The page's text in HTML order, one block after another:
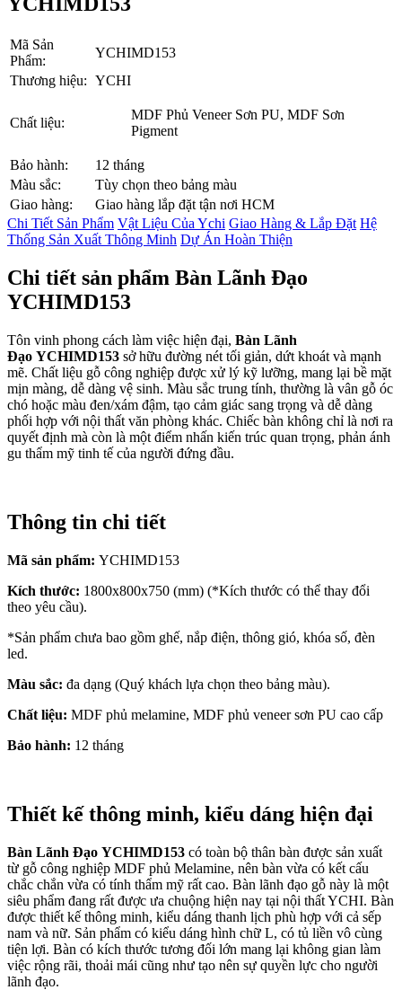
Mã Sản
Phẩm:
YCHIMD153
Thương hiệu: YCHI
Chất liệu:
MDF Phủ Veneer Sơn PU, MDF Sơn
Pigment
Bảo hành:
12 tháng
Màu sắc:
Tùy chọn theo bảng màu
Giao hàng:
Giao hàng lắp đặt tận nơi HCM
Chi Tiết Sản Phẩm Vật Liệu Của Ychi Giao Hàng & Lắp Đặt Hệ
Thống Sản Xuất Thông Minh Dự Án Hoàn Thiện
Chi tiết sản phẩm Bàn Lãnh Đạo
YCHIMD153
Tôn vinh phong cách làm việc hiện đại, Bàn Lãnh
Đạo YCHIMD153 sở hữu đường nét tối giản, dứt khoát và mạnh
mẽ. Chất liệu gỗ công nghiệp được xử lý kỹ lưỡng, mang lại bề mặt
mịn màng, dễ dàng vệ sinh. Màu sắc trung tính, thường là vân gỗ óc
chó hoặc màu đen/xám đậm, tạo cảm giác sang trọng và dễ dàng
phối hợp với nội thất văn phòng khác. Chiếc bàn không chỉ là nơi ra
quyết định mà còn là một điểm nhấn kiến trúc quan trọng, phản ánh
gu thẩm mỹ tinh tế của người đứng đầu.
Thông tin chi tiết
Mã sản phẩm: YCHIMD153
Kích thước: 1800x800x750 (mm) (*Kích thước có thể thay đổi
theo yêu cầu).
*Sản phẩm chưa bao gồm ghế, nắp điện, thông gió, khóa số, đèn
led.
Màu sắc: đa dạng (Quý khách lựa chọn theo bảng màu).
Chất liệu: MDF phủ melamine, MDF phủ veneer sơn PU cao cấp
Bảo hành: 12 tháng
Thiết kế thông minh, kiểu dáng hiện đại
Bàn Lãnh Đạo YCHIMD153 có toàn bộ thân bàn được sản xuất
từ gỗ công nghiệp MDF phủ Melamine, nên bàn vừa có kết cấu
chắc chắn vừa có tính thẩm mỹ rất cao. Bàn lãnh đạo gỗ này là một
siêu phẩm đang rất được ưa chuộng hiện nay tại nội thất YCHI. Bàn
được thiết kế thông minh, kiểu dáng thanh lịch phù hợp với cả sếp
nam và nữ. Sản phẩm có kiểu dáng hình chữ L, có tủ liền vô cùng
tiện lợi. Bàn có kích thước tương đối lớn mang lại không gian làm
việc rộng rãi, thoải mái cũng như tạo nên sự quyền lực cho người
lãnh đạo.